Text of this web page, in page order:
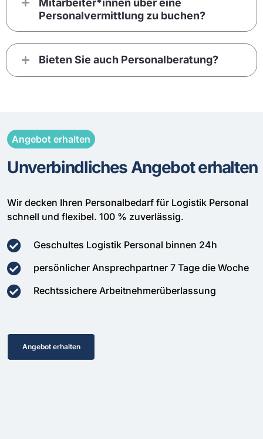
Mitarbeiter*innen über eine
Personalvermittlung zu buchen?
Bieten Sie auch Personalberatung?
Angebot erhalten
Unverbindliches Angebot erhalten
Wir decken Ihren Personalbedarf für Logistik Personal
schnell und flexibel. 100 % zuverlässig.
Geschultes Logistik Personal binnen 24h
persönlicher Ansprechpartner 7 Tage die Woche
Rechtssichere Arbeitnehmerüberlassung
Angebot erhalten